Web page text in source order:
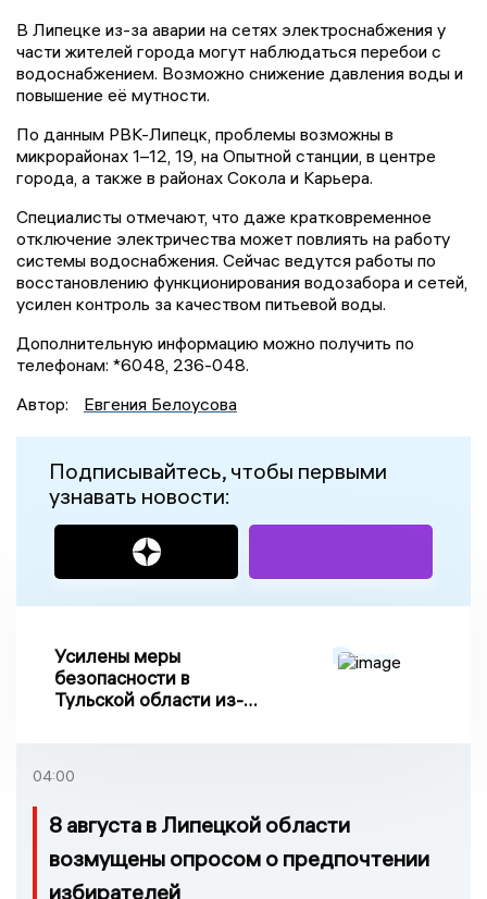
В Липецке из-за аварии на сетях электроснабжения у
части жителей города могут наблюдаться перебои с
водоснабжением. Возможно снижение давления воды и
повышение её мутности.
По данным РВК-Липецк, проблемы возможны в
микрорайонах 1–12, 19, на Опытной станции, в центре
города, а также в районах Сокола и Карьера.
Специалисты отмечают, что даже кратковременное
отключение электричества может повлиять на работу
системы водоснабжения. Сейчас ведутся работы по
восстановлению функционирования водозабора и сетей,
усилен контроль за качеством питьевой воды.
Дополнительную информацию можно получить по
телефонам: *6048, 236-048.
Автор:
Евгения Белоусова
Подписывайтесь, чтобы первыми
узнавать новости:
Усилены меры
безопасности в
Тульской области из-за
04:00
8 августа в Липецкой области
возмущены опросом о предпочтении
избирателей